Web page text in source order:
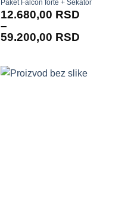
Paket Falcon forte + Sekator
12.680,00 RSD
–
59.200,00 RSD